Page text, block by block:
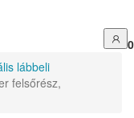
0
lábbeli
felsőrész,